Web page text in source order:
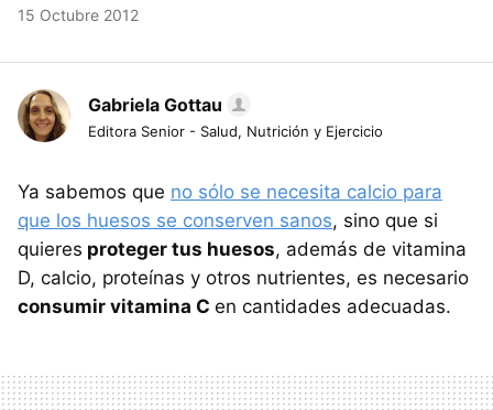
15 Octubre 2012
Gabriela Gottau
Editora Senior - Salud, Nutrición y Ejercicio
Ya sabemos que no sólo se necesita calcio para
que los huesos se conserven sanos, sino que si
quieres proteger tus huesos, además de vitamina
D, calcio, proteínas y otros nutrientes, es necesario
consumir vitamina C en cantidades adecuadas.